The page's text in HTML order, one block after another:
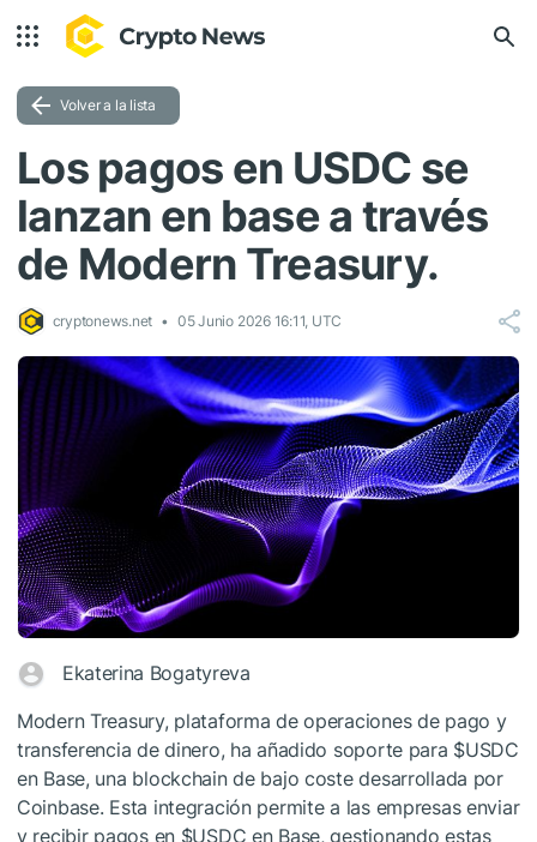
Volver a la lista
Los pagos en USDC se
lanzan en base a través
de Modern Treasury.
cryptonews.net 05 Junio 2026 16:11, UTC
Ekaterina Bogatyreva
Modern Treasury, plataforma de operaciones de pago y
transferencia de dinero, ha añadido soporte para $USDC
en Base, una blockchain de bajo coste desarrollada por
Coinbase. Esta integración permite a las empresas enviar
y recibir pagos en $USDC en Base, gestionando estas